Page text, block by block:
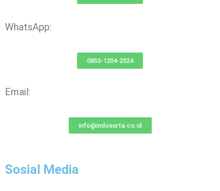
WhatsApp:
0853-1204-2324
Email:
info@indosurta.co.id
Sosial Media